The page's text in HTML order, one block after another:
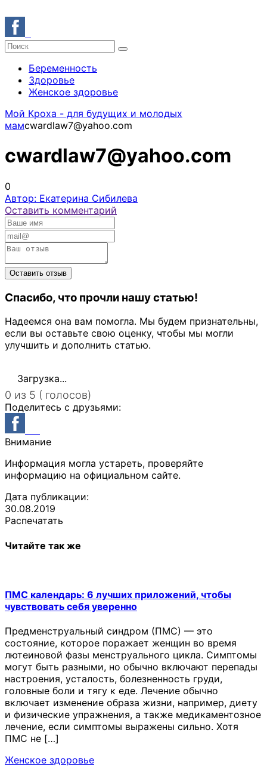
Беременность
Здоровье
Женское здоровье
Мой Кроха - для будущих и молодых
мамcwardlaw7@yahoo.com
cwardlaw7@yahoo.com
0
Автор: Екатерина Сибилева
Оставить комментарий
Спасибо, что прочли нашу статью!
Надеемся она вам помогла. Мы будем признательны,
если вы оставьте свою оценку, чтобы мы могли
улучшить и дополнить статью.
Загрузка...
0 из 5 ( голосов)
Поделитесь с друзьями:
Внимание
Информация могла устареть, проверяйте
информацию на официальном сайте.
Дата публикации:
30.08.2019
Распечатать
Читайте так же
ПМС календарь: 6 лучших приложений, чтобы
чувствовать себя уверенно
Предменструальный синдром (ПМС) — это
состояние, которое поражает женщин во время
лютеиновой фазы менструального цикла. Симптомы
могут быть разными, но обычно включают перепады
настроения, усталость, болезненность груди,
головные боли и тягу к еде. Лечение обычно
включает изменение образа жизни, например, диету
и физические упражнения, а также медикаментозное
лечение, если симптомы выражены сильно. Хотя
ПМС не […]
Женское здоровье